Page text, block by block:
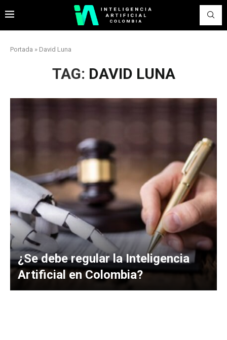
Portada » David Luna
TAG: DAVID LUNA
¿Se debe regular la Inteligencia
Artificial en Colombia?